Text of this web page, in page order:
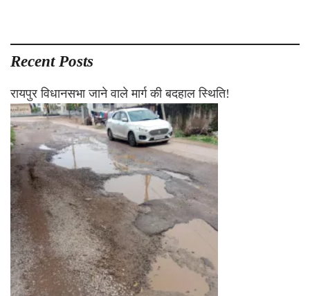
Recent Posts
रायपुर विधानसभा जाने वाले मार्ग की बदहाल स्थिति!